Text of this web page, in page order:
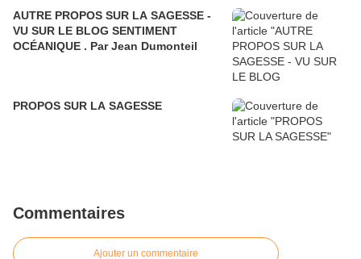
AUTRE PROPOS SUR LA SAGESSE -
VU SUR LE BLOG SENTIMENT
OCÉANIQUE . Par Jean Dumonteil
PROPOS SUR LA SAGESSE
Commentaires
Ajouter un commentaire